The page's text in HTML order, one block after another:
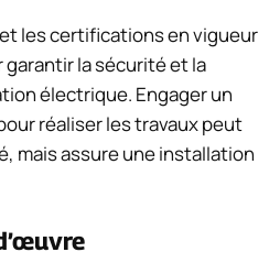
les certifications en vigueur
la sécurité et la
électrique. Engager un
réaliser les travaux peut
mais assure une installation